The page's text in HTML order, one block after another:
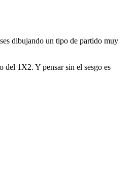
dibujando un tipo de partido muy
del 1X2. Y pensar sin el sesgo es